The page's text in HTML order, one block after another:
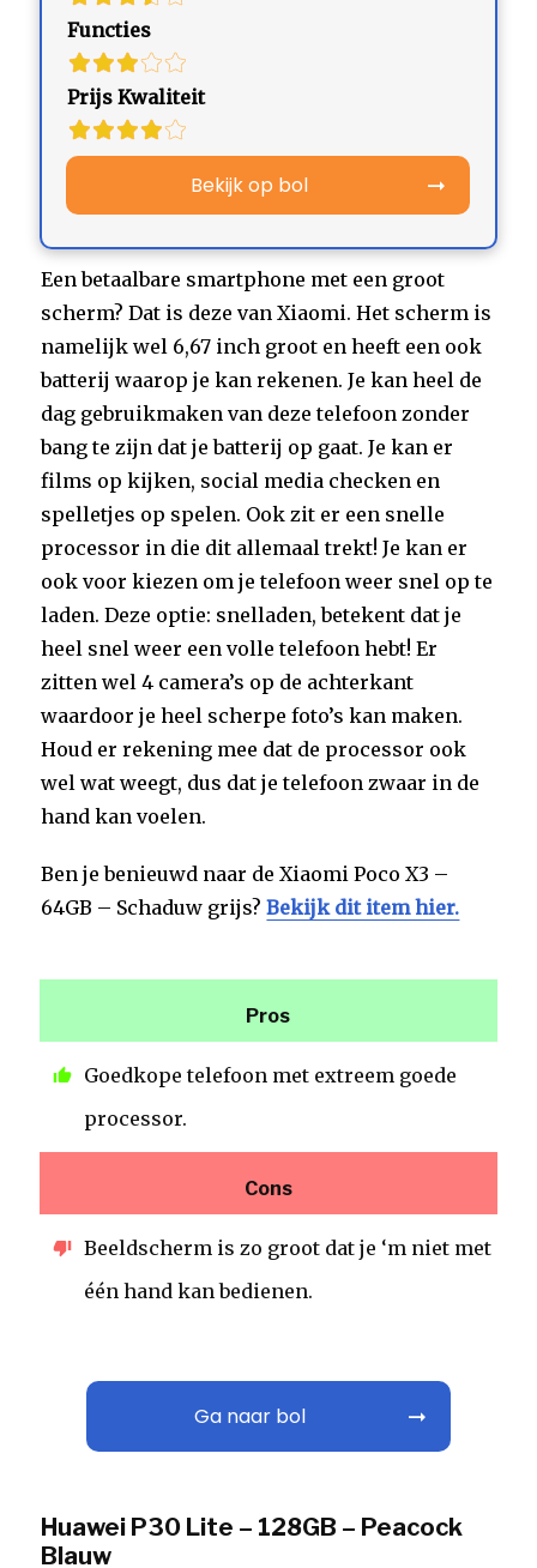
Functies
Prijs Kwaliteit
Bekijk op bol
Een betaalbare smartphone met een groot
scherm? Dat is deze van Xiaomi. Het scherm is
namelijk wel 6,67 inch groot en heeft een ook
batterij waarop je kan rekenen. Je kan heel de
dag gebruikmaken van deze telefoon zonder
bang te zijn dat je batterij op gaat. Je kan er
films op kijken, social media checken en
spelletjes op spelen. Ook zit er een snelle
processor in die dit allemaal trekt! Je kan er
ook voor kiezen om je telefoon weer snel op te
laden. Deze optie: snelladen, betekent dat je
heel snel weer een volle telefoon hebt! Er
zitten wel 4 camera’s op de achterkant
waardoor je heel scherpe foto’s kan maken.
Houd er rekening mee dat de processor ook
wel wat weegt, dus dat je telefoon zwaar in de
hand kan voelen.
Ben je benieuwd naar de Xiaomi Poco X3 –
64GB – Schaduw grijs?Bekijk dit item hier.
Pros
Goedkope telefoon met extreem goede
processor.
Cons
Beeldscherm is zo groot dat je ‘m niet met
één hand kan bedienen.
Ga naar bol
Huawei P30 Lite – 128GB – Peacock
Blauw